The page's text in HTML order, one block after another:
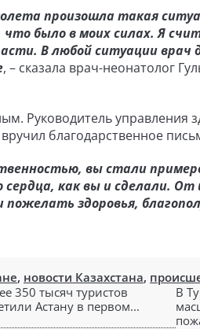
произошла такая
что было в моих силах. Я
В любой ситуации
, – сказала врач-неонатолог
Руководитель управления
благодарственное
вы стали
как вы и сделали. От
здоровья,
, новости Казахстана,
350 тысяч туристов
Астану в первом...
В